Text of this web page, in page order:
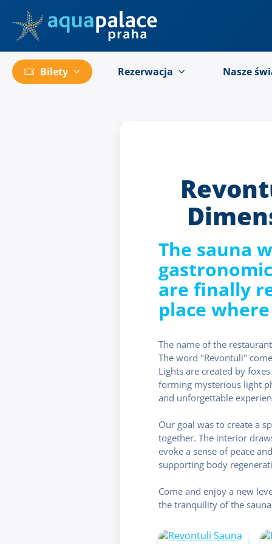
Bilety Rezerwacja Nasze
The sauna
are finally
place
The name of the
The word "Revontuli"
Lights are created by
forming mysterious light
and unforgettable
Our goal was to create a
together. The interior
evoke a sense of peace
supporting body
Come and enjoy a new
the tranquility of the